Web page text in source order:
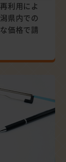
利用によ
県内での
価格で請